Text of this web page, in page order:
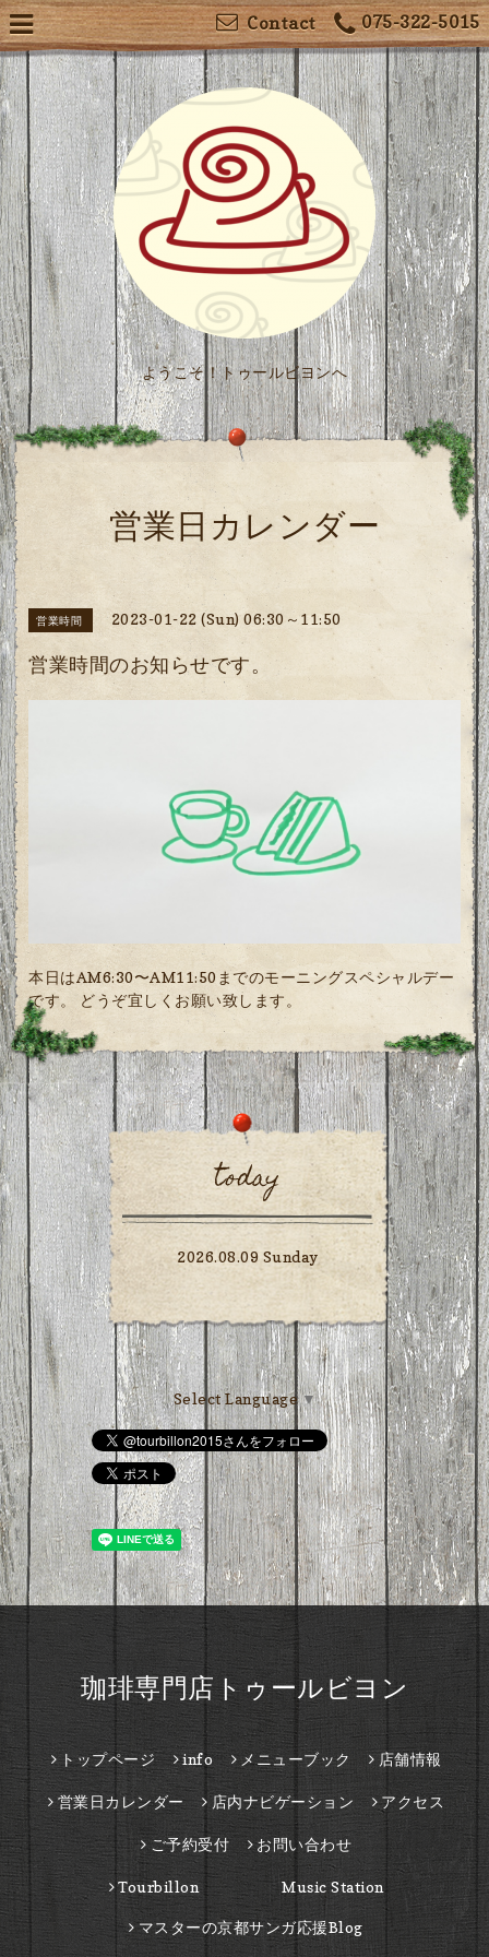
075-322-5015
Contact
ようこそ！トゥールビヨンへ
営業日カレンダー
営業時間 2023-01-22 (Sun) 06:30～11:50
営業時間のお知らせです。
本日はAM6:30〜AM11:50までのモーニングスペシャルデー
です。 どうぞ宜しくお願い致します。
today
2026.08.09 Sunday
Select Language ▼
珈琲専門店トゥールビヨン
トップページ info メニューブック 店舗情報
営業日カレンダー 店内ナビゲーション アクセス
ご予約受付 お問い合わせ
Tourbillon Music Station
マスターの京都サンガ応援Blog